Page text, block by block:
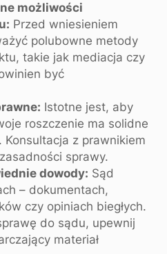
możliwości
Przed wniesieniem
polubowne metody
takie jak mediacja czy
być
Istotne jest, aby
roszczenie ma solidne
z prawnikiem
sprawy.
dowody: Sąd
– dokumentach,
czy opiniach biegłych.
do sądu, upewnij
materiał